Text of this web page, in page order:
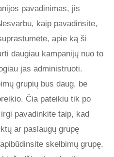
pavadinimas, jis
kaip pavadinsite,
apie ką ši
daugiau kampanijų nuo to
jas administruoti.
grupių bus daug, be
Čia pateikiu tik po
pavadinkite taip, kad
ar paslaugų grupę
skelbimų grupę,